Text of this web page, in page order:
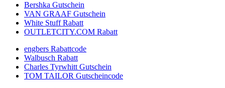
Bershka Gutschein
VAN GRAAF Gutschein
White Stuff Rabatt
OUTLETCITY.COM Rabatt
engbers Rabattcode
Walbusch Rabatt
Charles Tyrwhitt Gutschein
TOM TAILOR Gutscheincode